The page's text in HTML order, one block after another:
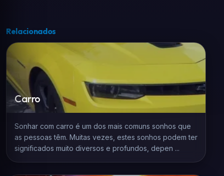
Relacionados
Carro
Sonhar com carro é um dos mais comuns sonhos que
as pessoas têm. Muitas vezes, estes sonhos podem ter
significados muito diversos e profundos, depen ...